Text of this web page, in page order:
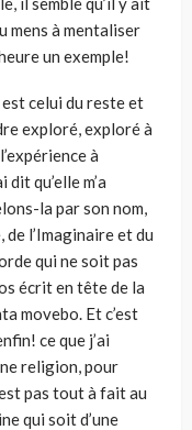
mens à mentaliser
un exemple!
celui du reste et
exploré, exploré à
à
qu’elle m’a
la par son nom,
l’Imaginaire et du
qui ne soit pas
écrit en tête de la
movebo. Et c’est
ce que j’ai
religion, pour
pas tout à fait au
qui soit d’une